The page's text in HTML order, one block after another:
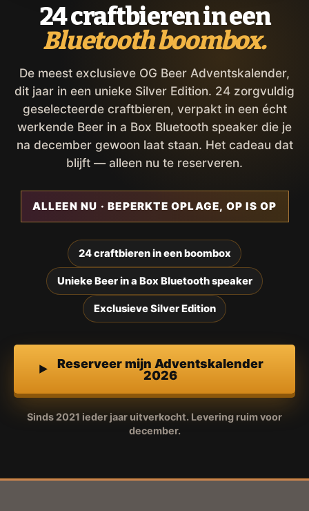
24 craftbieren in een
Bluetooth boombox.
De meest exclusieve OG Beer Adventskalender,
dit jaar in een unieke Silver Edition. 24 zorgvuldig
geselecteerde craftbieren, verpakt in een écht
werkende Beer in a Box Bluetooth speaker die je
na december gewoon laat staan. Het cadeau dat
blijft — alleen nu te reserveren.
ALLEEN NU · BEPERKTE OPLAGE, OP IS OP
24 craftbieren in een boombox
Unieke Beer in a Box Bluetooth speaker
Exclusieve Silver Edition
Reserveer mijn Adventskalender
2026
Sinds 2021 ieder jaar uitverkocht. Levering ruim voor
december.